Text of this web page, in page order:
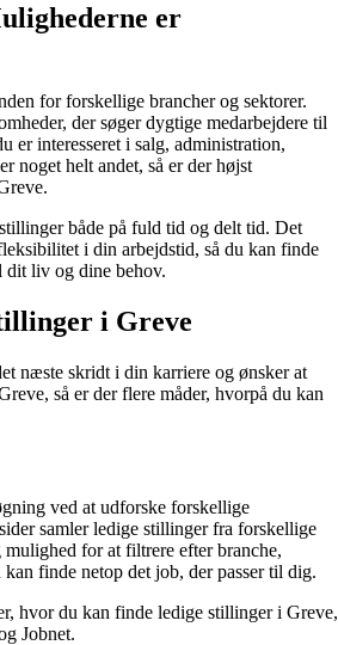
er
for forskellige brancher og sektorer.
der søger dygtige medarbejdere til
er interesseret i salg, administration,
noget helt andet, så er der højst
både på fuld tid og delt tid. Det
i din arbejdstid, så du kan finde
dit liv og dine behov.
i Greve
næste skridt i din karriere og ønsker at
så er der flere måder, hvorpå du kan
ved at udforske forskellige
samler ledige stillinger fra forskellige
for at filtrere efter branche,
finde netop det job, der passer til dig.
hvor du kan finde ledige stillinger i Greve,
Jobnet.